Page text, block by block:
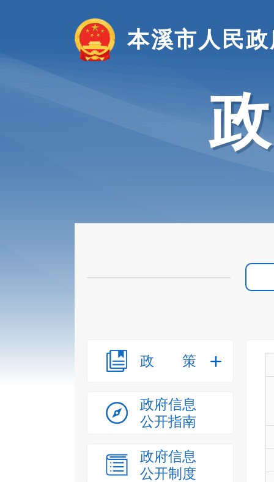
本溪市人民
政策
政府信息
公开指南
政府信息
公开制度